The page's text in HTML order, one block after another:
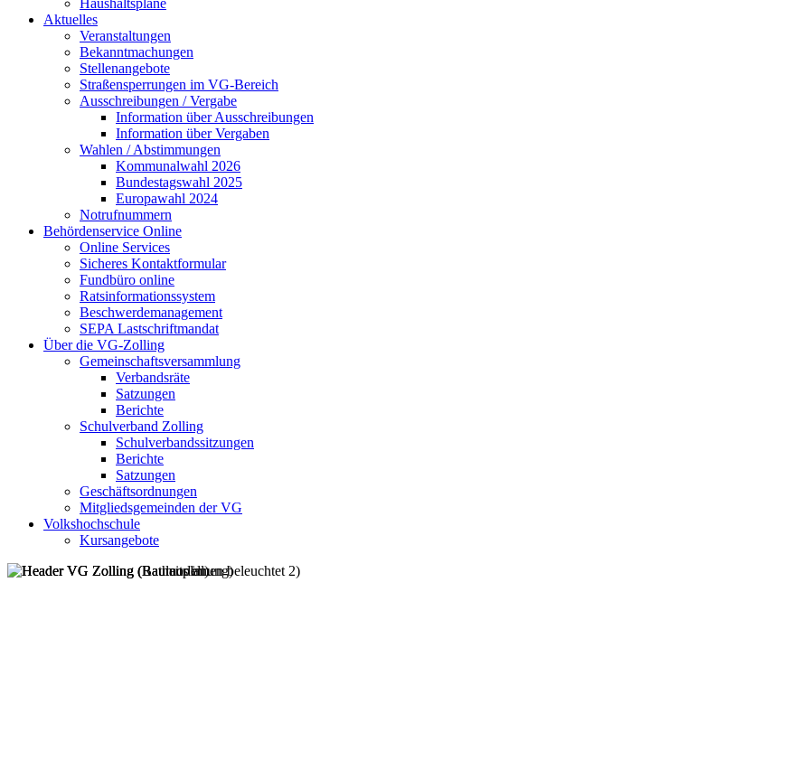
Haushaltspläne
Aktuelles
Veranstaltungen
Bekanntmachungen
Stellenangebote
Straßensperrungen im VG-Bereich
Ausschreibungen / Vergabe
Information über Ausschreibungen
Information über Vergaben
Wahlen / Abstimmungen
Kommunalwahl 2026
Bundestagswahl 2025
Europawahl 2024
Notrufnummern
Behördenservice Online
Online Services
Sicheres Kontaktformular
Fundbüro online
Ratsinformationssystem
Beschwerdemanagement
SEPA Lastschriftmandat
Über die VG-Zolling
Gemeinschaftsversammlung
Verbandsräte
Satzungen
Berichte
Schulverband Zolling
Schulverbandssitzungen
Berichte
Satzungen
Geschäftsordnungen
Mitgliedsgemeinden der VG
Volkshochschule
Kursangebote